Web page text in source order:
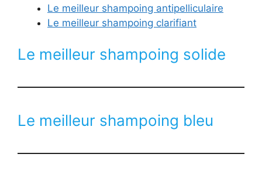
Le meilleur shampoing antipelliculaire
Le meilleur shampoing clarifiant
Le meilleur shampoing solide
Le meilleur shampoing bleu